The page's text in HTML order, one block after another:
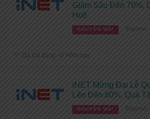
Giảm Sâu Đến 70%,
Hot!
KHUYẾN MÃI Expired
111 Đã dùng - 0 Hôm nay
iNET Mừng Đại Lễ
Lên Đến 80%, Quà
KHUYẾN MÃI Expired